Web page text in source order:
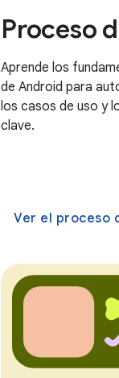
Proceso
Aprende los
de Android para
los casos de uso y
clave.
Ver el proceso